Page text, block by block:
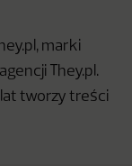
marki
They.pl.
tworzy treści